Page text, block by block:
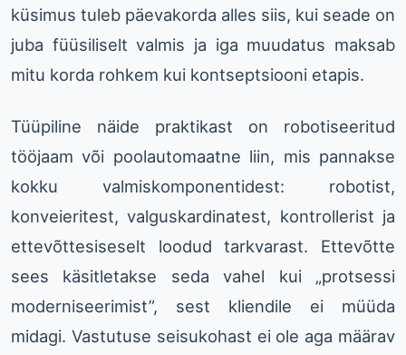
küsimus tuleb päevakorda alles siis, kui seade on
juba füüsiliselt valmis ja iga muudatus maksab
mitu korda rohkem kui kontseptsiooni etapis.
Tüüpiline näide praktikast on robotiseeritud
tööjaam või poolautomaatne liin, mis pannakse
kokku valmiskomponentidest: robotist,
konveieritest, valguskardinatest, kontrollerist ja
ettevõttesiseselt loodud tarkvarast. Ettevõtte
sees käsitletakse seda vahel kui „protsessi
moderniseerimist”, sest kliendile ei müüda
midagi. Vastutuse seisukohast ei ole aga määrav